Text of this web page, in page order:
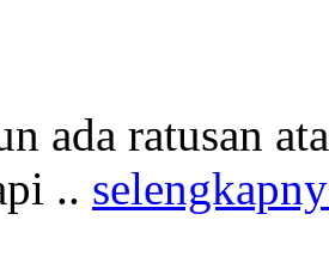
ada ratusan
..